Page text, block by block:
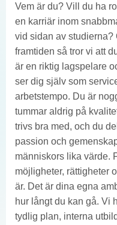
Vem är du? Vill du ha
en karriär inom
vid sidan av studierna?
framtiden så tror vi att
är en riktig lagspelare
ser dig själv som
arbetstempo. Du är
tummar aldrig på
trivs bra med, och du
passion och
människors lika värde.
möjligheter, rättigheter
är. Det är dina egna
hur långt du kan gå. Vi
tydlig plan, interna